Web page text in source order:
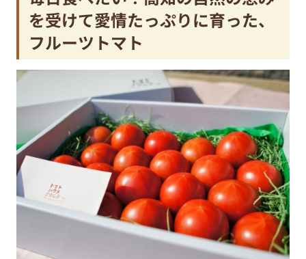
を受けて愛情たっぷりに育った、
フルーツトマト